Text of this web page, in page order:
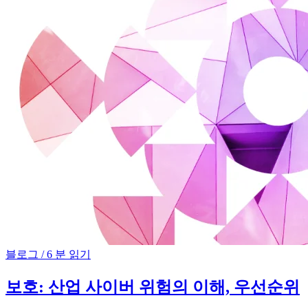
블로그 /6 분 읽기
보호: 산업 사이버 위험의 이해, 우선순위